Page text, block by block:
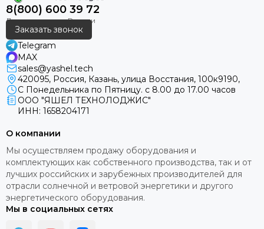
8(800) 600 39 72
Заказать звонок
Telegram
MAX
sales@yashel.tech
420095, Россия, Казань, улица Восстания, 100к9190,
С Понедельника по Пятницу. с 8.00 до 17.00 часов
ООО "ЯШЕЛ ТЕХНОЛОДЖИС"
ИНН: 1658204171
О компании
Мы осуществляем продажу оборудования и
комплектующих как собственного производства, так и от
лучших российских и зарубежных производителей для
отрасли солнечной и ветровой энергетики и другого
энергетического оборудования.
Мы в социальных сетях